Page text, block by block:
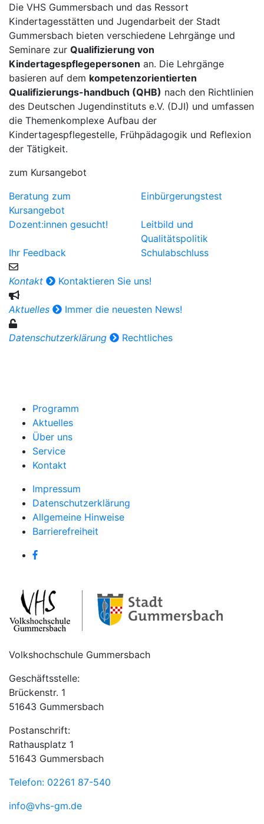
Die VHS Gummersbach und das Ressort
Kindertagesstätten und Jugendarbeit der Stadt
Gummersbach bieten verschiedene Lehrgänge und
Seminare zur Qualifizierung von
Kindertagespflegepersonen an. Die Lehrgänge
basieren auf dem kompetenzorientierten
Qualifizierungs-handbuch (QHB) nach den Richtlinien
des Deutschen Jugendinstituts e.V. (DJI) und umfassen
die Themenkomplexe Aufbau der
Kindertagespflegestelle, Frühpädagogik und Reflexion
der Tätigkeit.
zum Kursangebot
Beratung zum
Kursangebot
Einbürgerungstest
Dozent:innen gesucht!
Leitbild und
Qualitätspolitik
Ihr Feedback
Schulabschluss
Kontakt Kontaktieren Sie uns!
Aktuelles Immer die neuesten News!
Datenschutzerklärung Rechtliches
Programm
Aktuelles
Über uns
Service
Kontakt
Impressum
Datenschutzerklärung
Allgemeine Hinweise
Barrierefreiheit
Volkshochschule Gummersbach
Geschäftsstelle:
Brückenstr. 1
51643 Gummersbach
Postanschrift:
Rathausplatz 1
51643 Gummersbach
Telefon: 02261 87-540
info@vhs-gm.de